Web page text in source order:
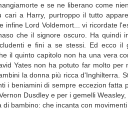
e se ne liberano come
a Harry, purtroppo il tutto
infine Lord Voldemort... vi ricordate
che il signore oscuro. Ha
e fini a se stessi. Ed ecco
il quinto capitolo non ha una vera
Yates non ha potuto far molto
la donna più ricca d'Inghilterra.
i beniamini di sempre eccezion
Dusdley e per i gemelli
bambino: che incanta con